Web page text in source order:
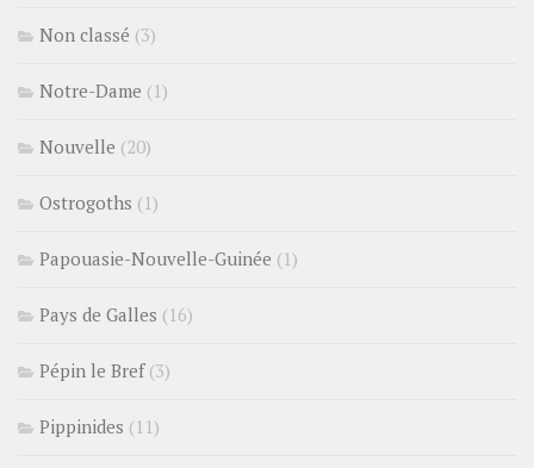
Non classé (3)
Notre-Dame (1)
Nouvelle (20)
Ostrogoths (1)
Papouasie-Nouvelle-Guinée (1)
Pays de Galles (16)
Pépin le Bref(3)
Pippinides (11)